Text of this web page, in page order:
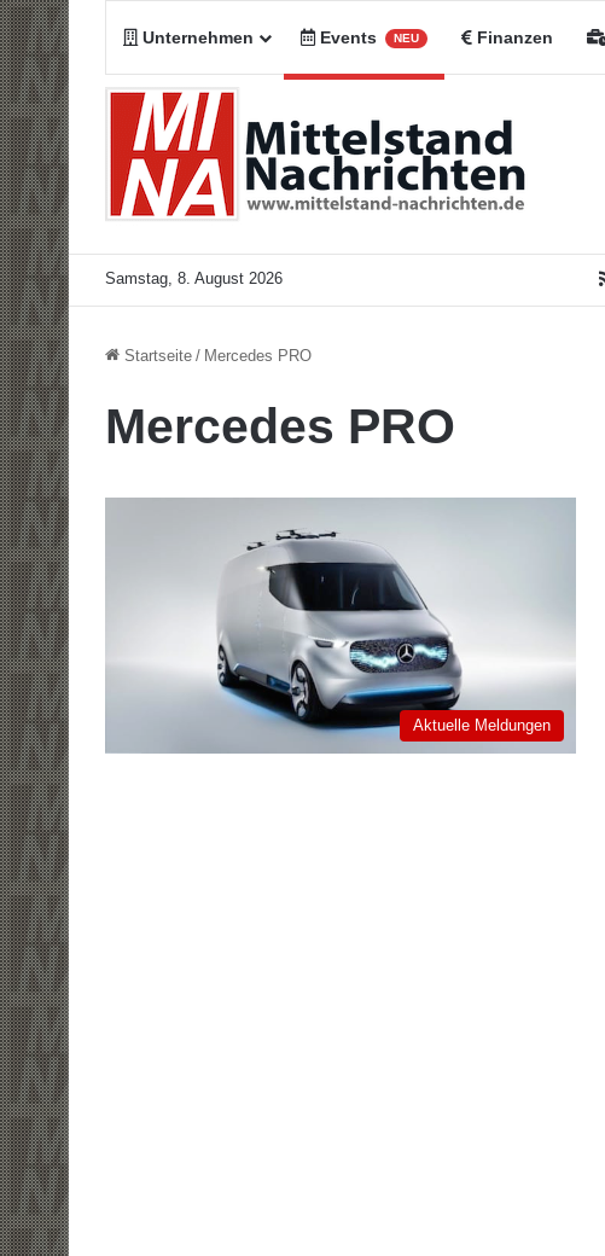
Unternehmen Events NEU Finanzen
Samstag, 8. August 2026
Startseite / Mercedes PRO
Mercedes PRO
Aktuelle Meldungen